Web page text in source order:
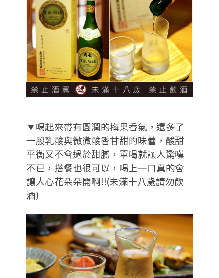
▼喝起來帶有圓潤的梅果香氣，還多了
一股乳酸與微微酸香甘甜的味蕾，酸甜
平衡又不會過於甜膩，單喝就讓人驚嘆
不已，搭餐也很可以，喝上一口真的會
讓人心花朵朵開啊!!(未滿十八歲請勿飲
酒)